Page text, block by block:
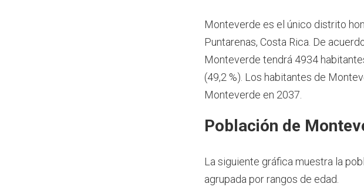
Monteverde es el único distrito
Puntarenas, Costa Rica. De
Monteverde tendrá 4934
(49,2 %). Los habitantes de
Monteverde en 2037.
Población de
La siguiente gráfica muestra la
agrupada por rangos de edad.